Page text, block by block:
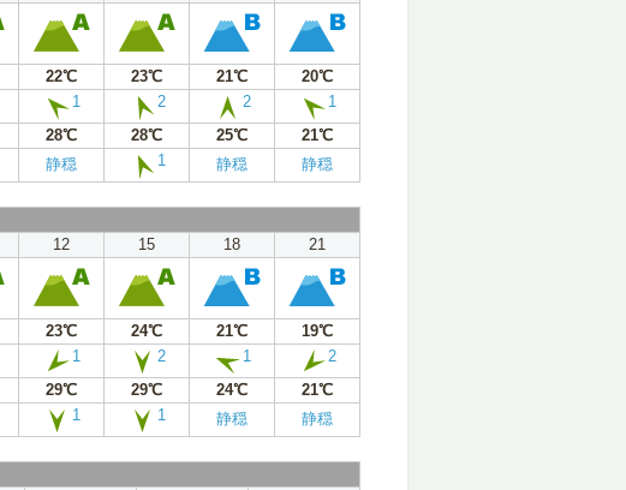
22℃ 23℃ 21℃
20℃
1 2 2 1
28℃ 28℃ 25℃
21℃
静穏 1 静穏 静穏
12 15 18 21
23℃ 24℃ 21℃
19℃
1 2 1 2
29℃ 29℃ 24℃
21℃
1 1 静穏 静穏